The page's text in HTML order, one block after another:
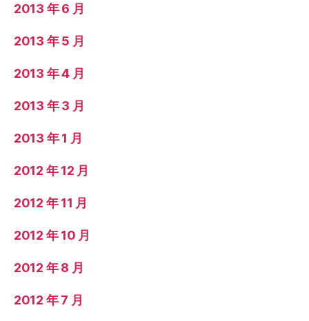
2013 年 6 月
2013 年 5 月
2013 年 4 月
2013 年 3 月
2013 年 1 月
2012 年 12 月
2012 年 11 月
2012 年 10 月
2012 年 8 月
2012 年 7 月